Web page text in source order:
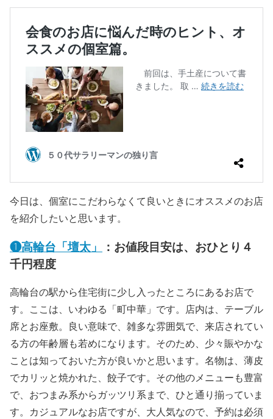
今日は、個室にこだわらなくて良いときにオススメのお店
を紹介したいと思います。
❶高輪台「壇太」
：お値段目安は、おひとり４
千円程度
高輪台の駅から住宅街に少し入ったところにあるお店で
す。ここは、いわゆる「町中華」です。店内は、テーブル
席とお座敷。良い意味で、雑多な雰囲気で、来店されてい
る方の年齢層も若めになります。そのため、少々賑やかな
ことは知っておいた方が良いかと思います。名物は、薄皮
でカリッと焼かれた、餃子です。その他のメニューも豊富
で、おつまみ系からガッツリ系まで、ひと通り揃っていま
す。カジュアルなお店ですが、大人気なので、予約は必須